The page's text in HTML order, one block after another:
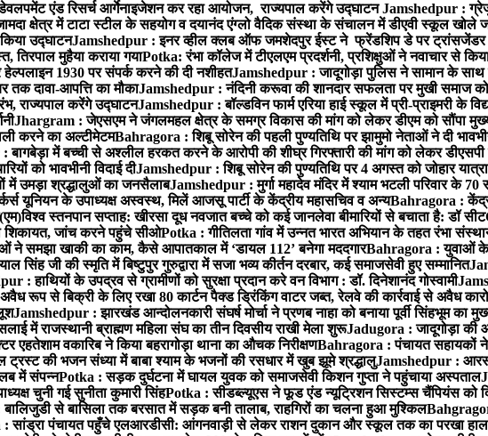
एंड रिसर्च आर्गेनाइजेशन कर रहा आयोजन, राज्यपाल करेंगे उद्घाटनJamshedpur :
क्षेत्र में टाटा स्टील के सहयोग व दयानंद एंग्लो वैदिक संस्था के संचालन में डीएवी स्कूल खोले
उद्घाटनJamshedpur : इनर व्हील क्लब ऑफ जमशेदपुर ईस्ट ने फ्रेंडशिप डे पर ट्रांसजेंडर
तिरपाल मुहैया कराया गयाPotka: रंभा कॉलेज में टीएलएम प्रदर्शनी, प्रशिक्षुओं ने नवाचार से
1930 पर संपर्क करने की दी नशीहतJamshedpur : जादूगोड़ा पुलिस ने सामान के साथ
दावा-आपत्ति का मौकाJamshedpur : नंदिनी करूवा की शानदार सफलता पर मुखी समाज को
राज्यपाल करेंगे उद्घाटनJamshedpur : बॉल्डविन फार्म एरिया हाई स्कूल में प्री-प्राइमरी के
Jhargram : जेएसएम ने जंगलमहल क्षेत्र के समग्र विकास की मांग को लेकर डीएम को सौंपा
करने का अल्टीमेटमBahragora : शिबू सोरेन की पहली पुण्यतिथि पर झामुमो नेताओं ने दी
में बच्ची से अश्लील हरकत करने के आरोपी की शीघ्र गिरफ्तारी की मांग को लेकर डीएसपी
को भावभीनी विदाई दीJamshedpur : शिबू सोरेन की पुण्यतिथि पर 4 अगस्त को जोहार
में उमड़ा श्रद्धालुओं का जनसैलाबJamshedpur : मुर्गा महादेव मंदिर में श्याम भटली परिवार के
यूनियन के उपाध्यक्ष अस्वस्थ, मिलें आजसू पार्टी के केंद्रीय महासचिव व अन्यBahragora : केंद्र
विश्व स्तनपान सप्ताह: खीरसा दूध नवजात बच्चे को कई जानलेवा बीमारियों से बचाता है: डॉ सीट
शिकायत, जांच करने पहुंचे सीओPotka : गीतिलता गांव में उन्नत भारत अभियान के तहत रंभा
ने समझा खाकी का काम, कैसे आपातकाल में ‘डायल 112’ बनेगा मददगारBahragora : युवाओं के
सिंह जी की स्मृति में बिष्टुपुर गुरुद्वारा में सजा भव्य कीर्तन दरबार, कई समाजसेवी हुए सम्मानित
: हाथियों के उपद्रव से ग्रामीणों को सुरक्षा प्रदान करे वन विभाग : डॉ. दिनेशानंद गोस्वामी
रूप से बिक्री के लिए रखा 80 कार्टन पैक्ड ड्रिंकिंग वाटर जब्त, रेलवे की कार्रवाई से अवैध
Jamshedpur : झारखंड आन्दोलनकारी संघर्ष मोर्चा ने प्रणब नाहा को बनाया पूर्वी सिंहभूम का
में राजस्थानी ब्राह्मण महिला संघ का तीन दिवसीय राखी मेला शुरूJadugora : जादूगोड़ा की
एहतेशाम वकारिब ने किया बहरागोड़ा थाना का औचक निरीक्षणBahragora : पंचायत सहायकों
ट्रस्ट की भजन संध्या में बाबा श्याम के भजनों की रसधार में खुब झूमे श्रद्धालुJamshedpur :
में संपन्नPotka : सड़क दुर्घटना में घायल युवक को समाजसेवी किशन गुप्ता ने पहुंचाया अस्पताल
चुनी गई सुनीता कुमारी सिंहPotka : सीडब्ल्यूएस ने फूड एंड न्यूट्रिशन सिस्टम्स चैंपियंस को
से बासिला तक बरसात में सड़क बनी तालाब, राहगिरों का चलना हुआ मुश्किल
सांड्रा पंचायत पहुँचे एलआरडीसी: आंगनवाड़ी से लेकर राशन दुकान और स्कूल तक का परखा हाल